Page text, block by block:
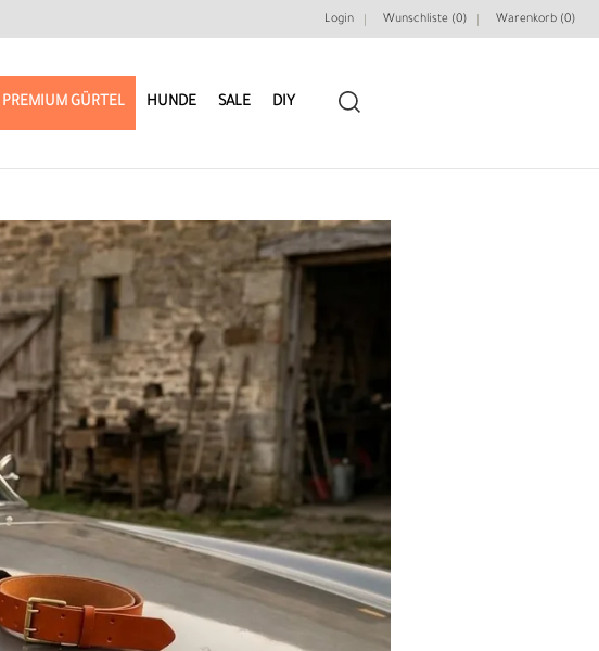
Login Wunschliste (0) Warenkorb (0)
PREMIUM GÜRTEL
M
HUNDE
F
SALE DIY